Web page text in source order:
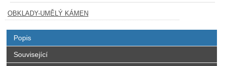
OBKLADY-UMĚLÝ KÁMEN
Popis
Související